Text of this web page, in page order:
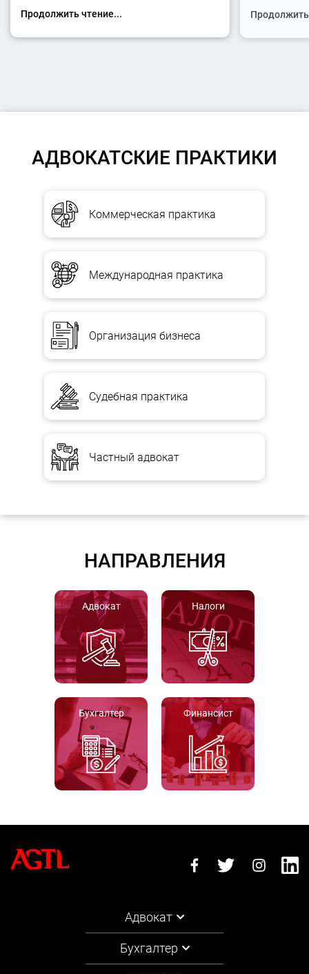
Продолжить чтение...
АДВОКАТСКИЕ ПРАКТИКИ
Коммерческая практика
Международная практика
Организация бизнеса
Судебная практика
Частный адвокат
НАПРАВЛЕНИЯ
Адвокат Налоги
Бухгалтер Финансист
Адвокат
Бухгалтер